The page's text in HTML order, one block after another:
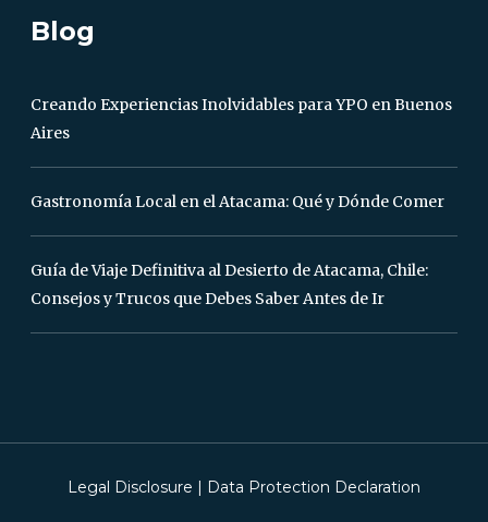
Blog
Creando Experiencias Inolvidables para YPO en Buenos
Aires
Gastronomía Local en el Atacama: Qué y Dónde Comer
Guía de Viaje Definitiva al Desierto de Atacama, Chile:
Consejos y Trucos que Debes Saber Antes de Ir
Legal Disclosure | Data Protection Declaration